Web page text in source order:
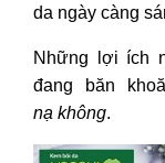
da ngày càng
Những lợi ích
đang băn
nạ không.